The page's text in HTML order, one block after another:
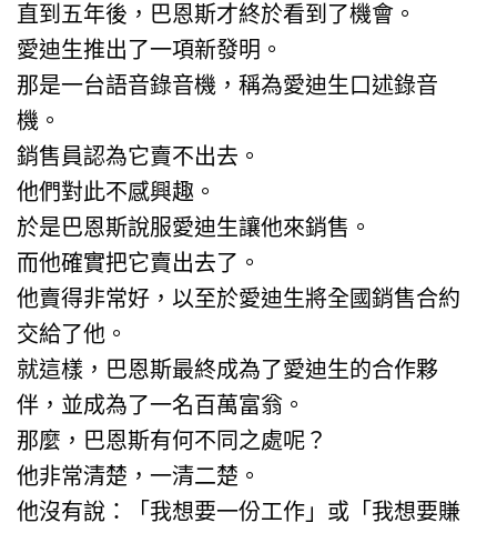
直到五年後，巴恩斯才終於看到了機會。
愛迪生推出了一項新發明。
那是一台語音錄音機，稱為愛迪生口述錄音
機。
銷售員認為它賣不出去。
他們對此不感興趣。
於是巴恩斯說服愛迪生讓他來銷售。
而他確實把它賣出去了。
他賣得非常好，以至於愛迪生將全國銷售合約
交給了他。
就這樣，巴恩斯最終成為了愛迪生的合作夥
伴，並成為了一名百萬富翁。
那麼，巴恩斯有何不同之處呢？
他非常清楚，一清二楚。
他沒有說：「我想要一份工作」或「我想要賺